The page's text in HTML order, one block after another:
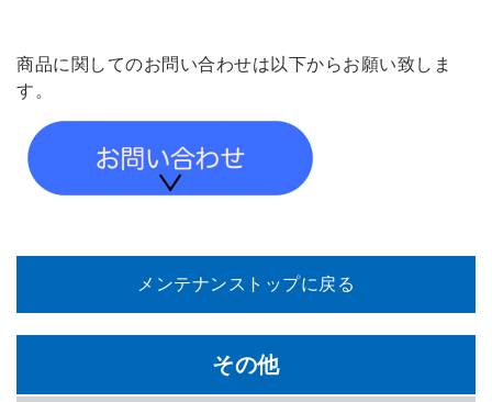
商品に関してのお問い合わせは以下からお願い致しま
す。
メンテナンストップに戻る
その他